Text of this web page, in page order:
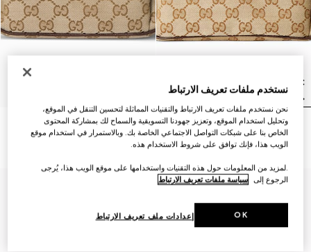
Flatpack حقيبة خصر كبيرة
AED 6,100
حقيبة خصر صغيرة Flatpack
AED 5,350
وصلت منتجات جديدة
نستخدم ملفات تعريف الارتباط
نحن نستخدم ملفات تعريف الارتباط والتقنيات المماثلة لتحسين التنقل في الموقع،
وتحليل استخدام الموقع، وتعزيز جهودنا التسويقية والسماح لك بمشاركة المحتوى
الخاص بنا على شبكات التواصل الاجتماعي الخاصة بك. وبالاستمرار في استخدام موقع
الويب هذا، فإنك توافق على شروط الاستخدام هذه.
.لمزيد من المعلومات حول هذه التقنيات واستخدامها على موقع الويب هذا، يُرجى
الرجوع إلى سياسة ملفات تعريف الارتباط
إعدادات ملف تعريف الارتباط OK